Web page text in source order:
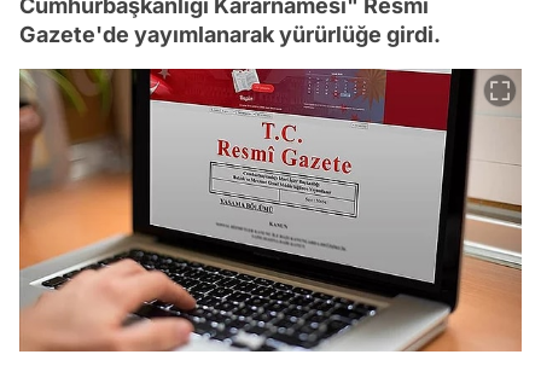
Cumhurbaşkanlığı Kararnamesi" Resmi
Gazete'de yayımlanarak yürürlüğe girdi.